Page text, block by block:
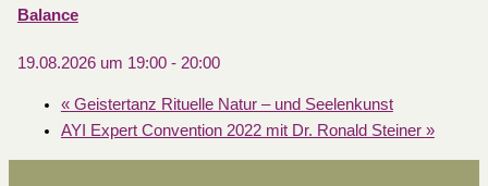
Balance
19.08.2026 um 19:00- 20:00
«Geistertanz Rituelle Natur – und Seelenkunst
AYI Expert Convention 2022 mit Dr. Ronald Steiner »